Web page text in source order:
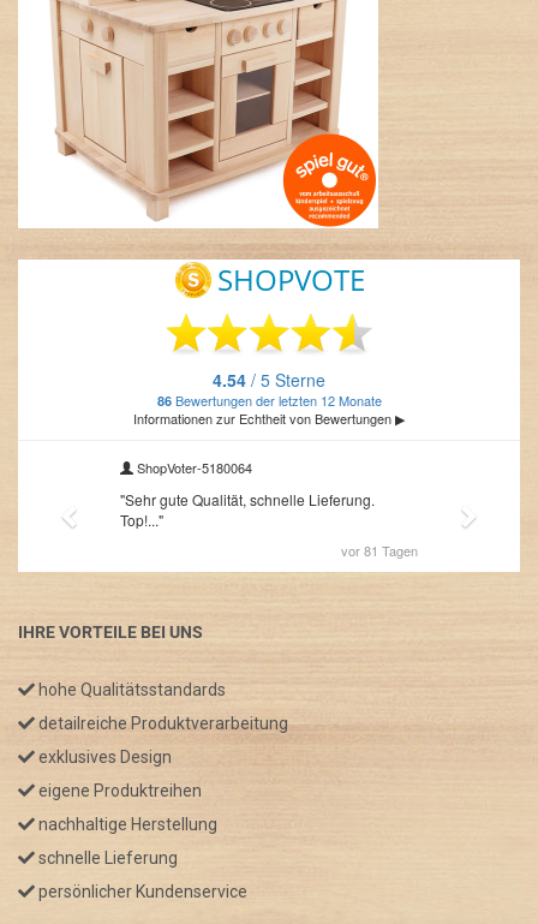
IHRE VORTEILE BEI UNS
hohe Qualitätsstandards
detailreiche Produktverarbeitung
exklusives Design
eigene Produktreihen
nachhaltige Herstellung
schnelle Lieferung
persönlicher Kundenservice